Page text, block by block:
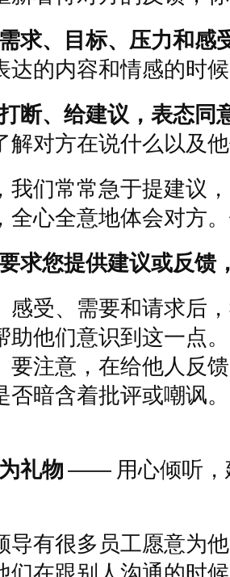
求、目标、压力和感
的内容和情感的时候
断、给建议，表态同
对方在说什么以及他
我们常常急于提建议
全心全意地体会对方
求您提供建议或反馈
感受、需要和请求后
助他们意识到这一点
要注意，在给他人反
否暗含着批评或嘲讽
礼物 —— 用心倾听
导有很多员工愿意为